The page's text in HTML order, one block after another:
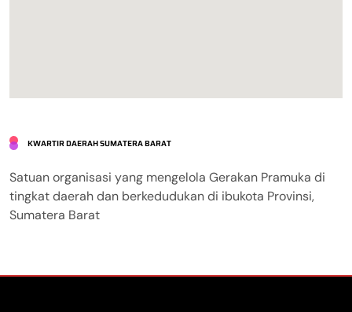
KWARTIR DAERAH SUMATERA BARAT
Satuan organisasi yang mengelola Gerakan Pramuka di
tingkat daerah dan berkedudukan di ibukota Provinsi,
Sumatera Barat